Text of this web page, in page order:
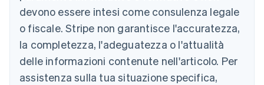
devono essere intesi come consulenza legale
o fiscale. Stripe non garantisce l'accuratezza,
la completezza, l'adeguatezza o l'attualità
delle informazioni contenute nell'articolo. Per
assistenza sulla tua situazione specifica,
English
Austria
Deutsch
Belgio
NederlandsFrançais DeutschEnglish